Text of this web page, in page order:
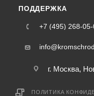
ПОДДЕРЖКА
+7 (495) 268-05-
г. Москва,
ПОЛИТИКА